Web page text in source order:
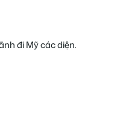
đi Mỹ các diện.